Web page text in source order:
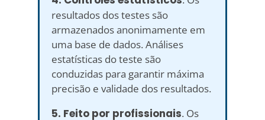
resultados dos testes são
armazenados anonimamente em
uma base de dados. Análises
estatísticas do teste são
conduzidas para garantir máxima
precisão e validade dos resultados.
5. Feito por profissionais. Os